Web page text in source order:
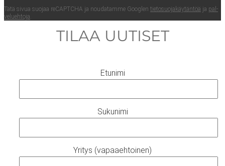
Tätä sivua suo­jaa reCAPTC­HA ja nou­da­tam­me Googlen tie­to­suo­ja­käy­tän­töä ja pal­
ve­lueh­to­ja.
TILAA UUTISET
Etunimi
Sukunimi
Yritys (vapaaehtoinen)